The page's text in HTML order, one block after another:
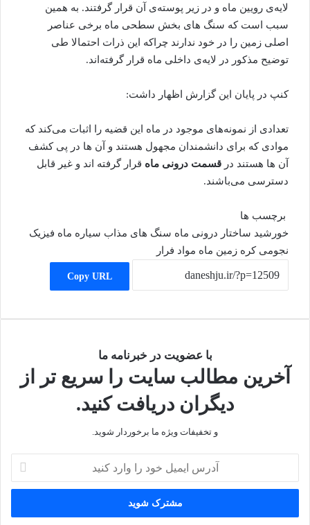
لایه‌ی رویین ماه و در زیر پوسته‌ی آن قرار گرفتند. به همین
سبب است که سنگ های بخش سطحی ماه برخی عناصر
اصلی زمین را در خود ندارند چراکه این ذرات احتمالا طی
توضیح مذکور در لایه‌ی داخلی ماه قرار گرفته‌اند.
کنپ در پایان این گزارش اظهار داشت:
تعدادی از نمونه‌های موجود در ماه این قضیه را اثبات می‌کند که
موادی که برای دانشمندان مجهول هستند و آن ها در پی کشف
آن ها هستند در قسمت درونی ماه قرار گرفته اند و غیر قابل
دسترسی می‌باشند.
برچسب ها
خورشید ساختار درونی ماه سنگ های مذاب سیاره ماه فیزیک
نجومی کره زمین ماه مواد فرار
Copy URL
با عضویت در خبرنامه ما
آخرین مطالب سایت را سریع تر از
دیگران دریافت کنید.
و تخفیفات ویژه ما برخوردار شوید.
خود
وارد